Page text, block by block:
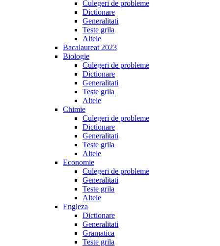
Culegeri de probleme
Dictionare
Generalitati
Teste grila
Altele
Bacalaureat 2023
Biologie
Culegeri de probleme
Dictionare
Generalitati
Teste grila
Altele
Chimie
Culegeri de probleme
Dictionare
Generalitati
Teste grila
Altele
Economie
Culegeri de probleme
Generalitati
Teste grila
Altele
Engleza
Dictionare
Generalitati
Gramatica
Teste grila